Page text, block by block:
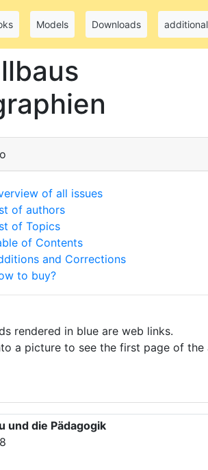
Models Downloads additional
of all issues
of authors
of Topics
of Contents
and Corrections
to buy?
rendered in blue are web links.
a picture to see the first page of the
und die Pädagogik